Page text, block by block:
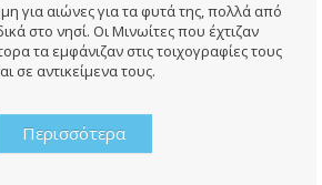
για αιώνες για τα φυτά της, πολλά από
στο νησί. Οι Μινωίτες που έχτιζαν
τα εμφάνιζαν στις τοιχογραφίες τους
σε αντικείμενα τους.
Περισσότερα